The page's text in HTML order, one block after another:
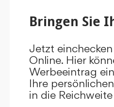
Bringen Sie
Jetzt
Online. Hier
Werbeeintrag
Ihre
in die